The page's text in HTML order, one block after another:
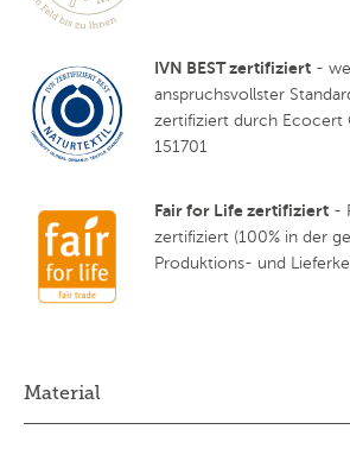
IVN BEST zertifiziert -
anspruchsvollster
zertifiziert durch Ecocert
151701
Fair for Life zertifiziert -
zertifiziert (100% in der
Produktions- und
Material